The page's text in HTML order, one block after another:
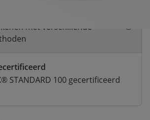
met verschillende
STANDARD 100 gecertificeerd